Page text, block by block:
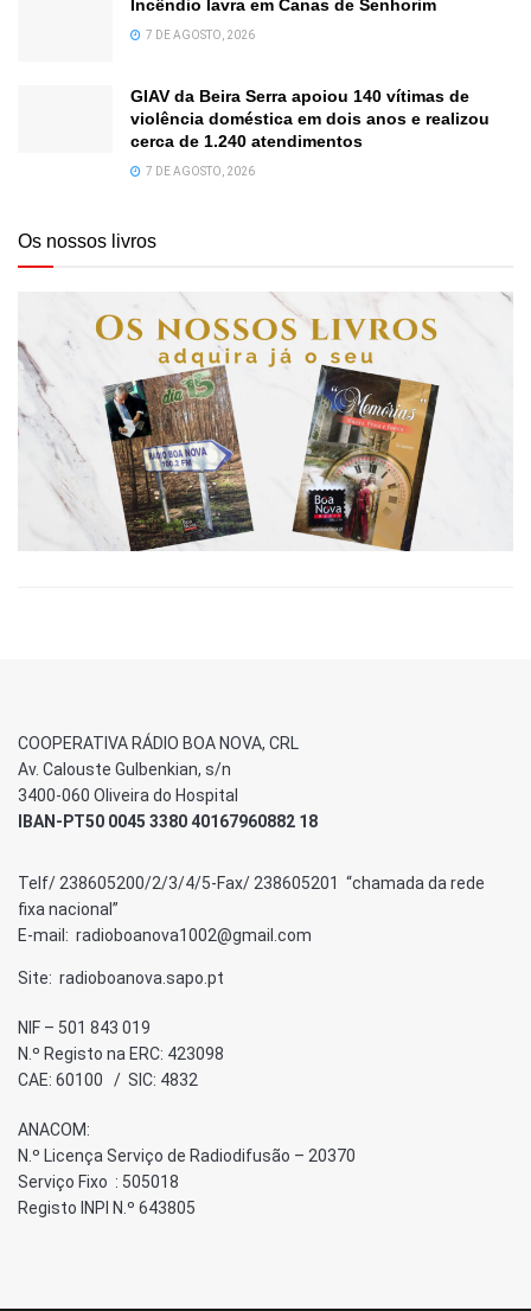
Incêndio lavra em Canas de Senhorim
7 DE AGOSTO, 2026
GIAV da Beira Serra apoiou 140 vítimas de
violência doméstica em dois anos e realizou
cerca de 1.240 atendimentos
7 DE AGOSTO, 2026
Os nossos livros
COOPERATIVA RÁDIO BOA NOVA, CRL
Av. Calouste Gulbenkian, s/n
3400-060 Oliveira do Hospital
IBAN-PT50 0045 3380 40167960882 18
Telf/ 238605200/2/3/4/5-Fax/ 238605201 “chamada da rede
fixa nacional”
E-mail: radioboanova1002@gmail.com
Site: radioboanova.sapo.pt
NIF – 501 843 019
N.º Registo na ERC: 423098
CAE: 60100 / SIC: 4832
ANACOM:
N.º Licença Serviço de Radiodifusão – 20370
Serviço Fixo : 505018
Registo INPI N.º 643805